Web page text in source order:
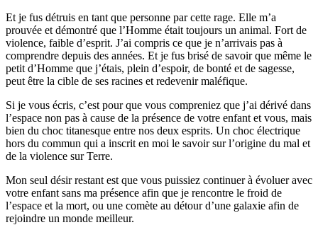
Et je fus détruis en tant que personne par cette rage. Elle m’a
prouvée et démontré que l’Homme était toujours un animal. Fort de
violence, faible d’esprit. J’ai compris ce que je n’arrivais pas à
comprendre depuis des années. Et je fus brisé de savoir que même le
petit d’Homme que j’étais, plein d’espoir, de bonté et de sagesse,
peut être la cible de ses racines et redevenir maléfique.
Si je vous écris, c’est pour que vous compreniez que j’ai dérivé dans
l’espace non pas à cause de la présence de votre enfant et vous, mais
bien du choc titanesque entre nos deux esprits. Un choc électrique
hors du commun qui a inscrit en moi le savoir sur l’origine du mal et
de la violence sur Terre.
Mon seul désir restant est que vous puissiez continuer à évoluer avec
votre enfant sans ma présence afin que je rencontre le froid de
l’espace et la mort, ou une comète au détour d’une galaxie afin de
rejoindre un monde meilleur.